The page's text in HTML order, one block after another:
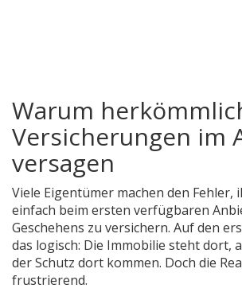
Warum
Versicherungen im
versagen
Viele Eigentümer machen den Fehler,
einfach beim ersten verfügbaren
Geschehens zu versichern. Auf den
das logisch: Die Immobilie steht dort,
der Schutz dort kommen. Doch die
frustrierend.